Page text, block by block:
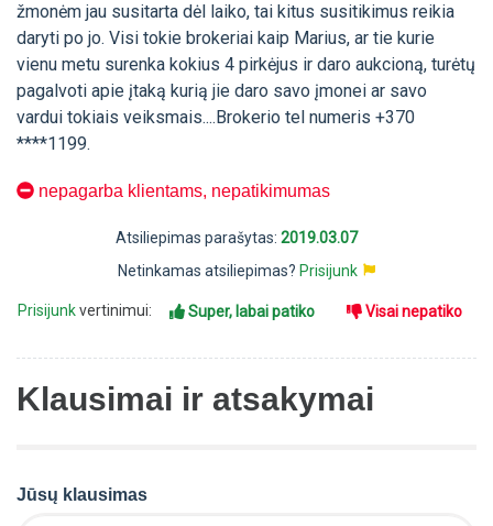
žmonėm jau susitarta dėl laiko, tai kitus susitikimus reikia
daryti po jo. Visi tokie brokeriai kaip Marius, ar tie kurie
vienu metu surenka kokius 4 pirkėjus ir daro aukcioną, turėtų
pagalvoti apie įtaką kurią jie daro savo įmonei ar savo
vardui tokiais veiksmais....Brokerio tel numeris +370
****1199.
nepagarba klientams, nepatikimumas
Atsiliepimas parašytas: 2019.03.07
Netinkamas atsiliepimas? Prisijunk
Prisijunkvertinimui: Super, labai patiko Visai nepatiko
Klausimai ir atsakymai
Jūsų klausimas